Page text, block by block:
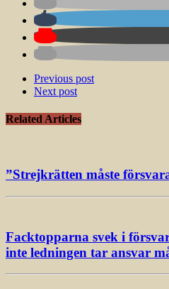
Previous post
Next post
Related Articles
”Strejkrätten måste
Facktopparna svek i
inte ledningen tar ansvar